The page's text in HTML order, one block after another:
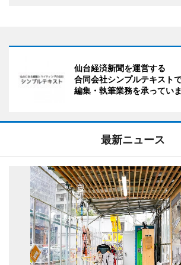
仙台経済新聞を運営する
合同会社シンプルテキスト
編集・執筆業務を承ってい
最新ニュース